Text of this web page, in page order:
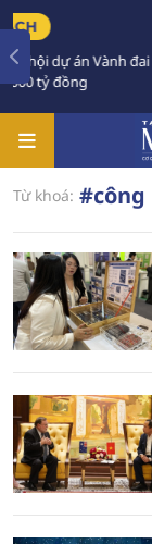
án Vành đai 5 vùng
Từ khoá: #công